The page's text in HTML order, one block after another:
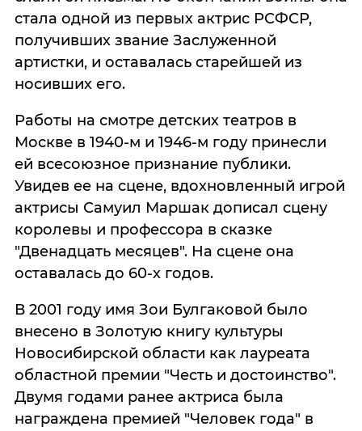
стала одной из первых актрис РСФСР,
получивших звание Заслуженной
артистки, и оставалась старейшей из
носивших его.
Работы на смотре детских театров в
Москве в 1940-м и 1946-м году принесли
ей всесоюзное признание публики.
Увидев ее на сцене, вдохновленный игрой
актрисы Самуил Маршак дописал сцену
королевы и профессора в сказке
"Двенадцать месяцев". На сцене она
оставалась до 60-х годов.
В 2001 году имя Зои Булгаковой было
внесено в Золотую книгу культуры
Новосибирской области как лауреата
областной премии "Честь и достоинство".
Двумя годами ранее актриса была
награждена премией "Человек года" в